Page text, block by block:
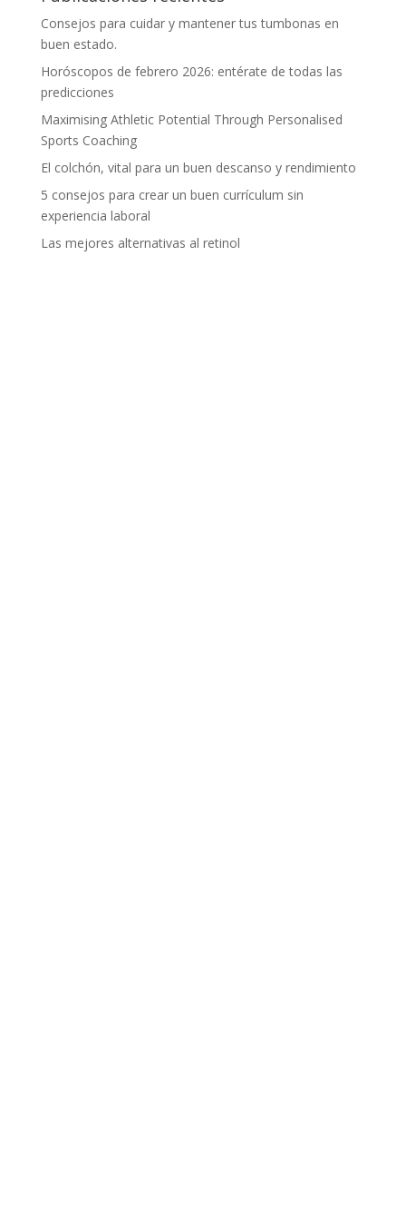
Consejos para cuidar y mantener tus tumbonas en
buen estado.
Horóscopos de febrero 2026: entérate de todas las
predicciones
Maximising Athletic Potential Through Personalised
Sports Coaching
El colchón, vital para un buen descanso y rendimiento
5 consejos para crear un buen currículum sin
experiencia laboral
Las mejores alternativas al retinol